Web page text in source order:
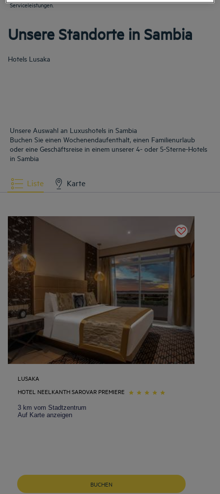
Serviceleistungen.
Unsere Standorte in Sambia
Hotels Lusaka
Unsere Auswahl an Luxushotels in Sambia
Buchen Sie einen Wochenendaufenthalt, einen Familienurlaub
oder eine Geschäftsreise in einem unserer 4- oder 5-Sterne-Hotels
in Sambia
Liste Karte
LUSAKA
HOTEL NEELKANTH SAROVAR PREMIERE
3 km vom Stadtzentrum
Auf Karte anzeigen
BUCHEN
Neu-Ulm Hotels
Berlin Hotels